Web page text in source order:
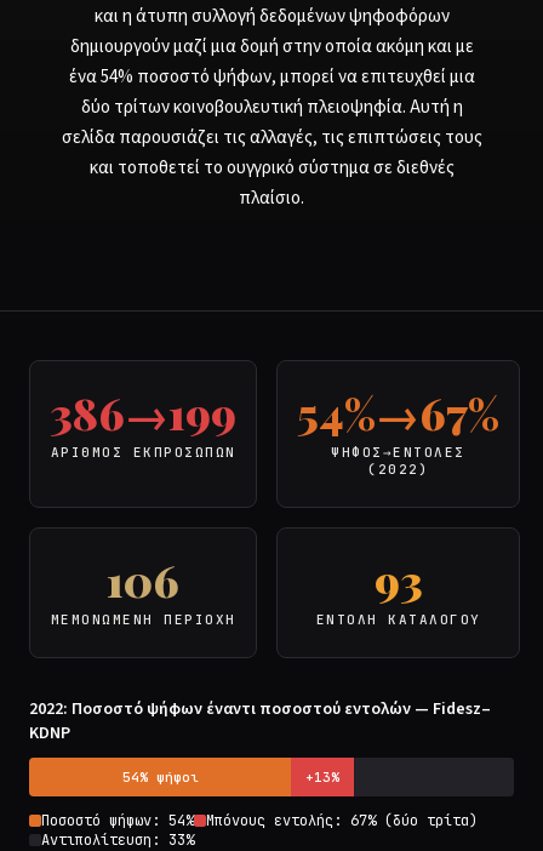
και η άτυπη συλλογή δεδομένων ψηφοφόρων
δημιουργούν μαζί μια δομή στην οποία ακόμη και με
ένα 54% ποσοστό ψήφων, μπορεί να επιτευχθεί μια
δύο τρίτων κοινοβουλευτική πλειοψηφία. Αυτή η
σελίδα παρουσιάζει τις αλλαγές, τις επιπτώσεις τους
και τοποθετεί το ουγγρικό σύστημα σε διεθνές
πλαίσιο.
386→199
ΑΡΙΘΜΌΣ ΕΚΠΡΟΣΏΠΩΝ
54%→67%
ΨΉΦΟΣ→ΕΝΤΟΛΈΣ
(2022)
106
ΜΕΜΟΝΩΜΈΝΗ ΠΕΡΙΟΧΉ
93
ΕΝΤΟΛΉ ΚΑΤΑΛΌΓΟΥ
2022: Ποσοστό ψήφων έναντι ποσοστού εντολών — Fidesz–
KDNP
54% ψήφοι +13%
Ποσοστό ψήφων: 54%
Μπόνους εντολής: 67% (δύο τρίτα)
Αντιπολίτευση: 33%